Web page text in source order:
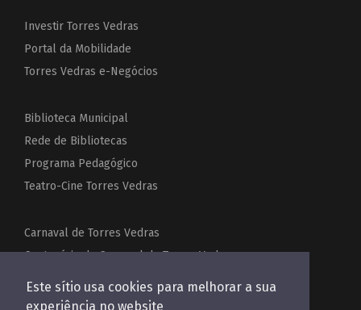
Este sítio usa cookies para melhorar a sua
experiência no website
Investir Torres Vedras
Portal da Mobilidade
Torres Vedras e-Negócios
Biblioteca Municipal
Rede de Bibliotecas
Programa Pedagógico
Teatro-Cine Torres Vedras
Carnaval de Torres Vedras
Centenário do Carnaval de Torres Vedras
Festas de Torres Vedras
Acordeões do Mundo